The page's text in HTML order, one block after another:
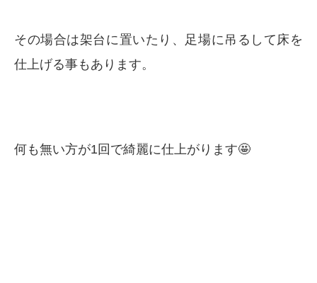
その場合は架台に置いたり、足場に吊るして床を
仕上げる事もあります。
何も無い方が1回で綺麗に仕上がります🤩